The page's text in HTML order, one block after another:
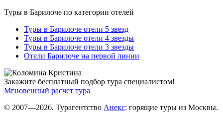
Туры в Барилоче по категории отелей
Туры в Барилоче отели 5 звезд
Туры в Барилоче отели 4 звезды
Туры в Барилоче отели 3 звезды
Отели Барилоче на первой линии
Закажите бесплатный подбор тура специалистом!
Мгновенный расчет тура
© 2007—2026. Турагентство Анекс: горящие туры из Москвы.